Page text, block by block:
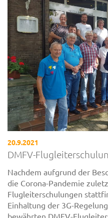
20.9.2021
DMFV-
Nachdem aufgrund der
die Corona-Pandemie
Flugleiterschulungen
Einhaltung der 3G-
bewährten DMFV-